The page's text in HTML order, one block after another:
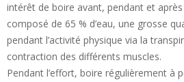
intérêt de boire avant, pendant et
composé de 65 % d’eau, une grosse
pendant l’activité physique via la
contraction des différents muscles.
Pendant l’effort, boire régulièrement à